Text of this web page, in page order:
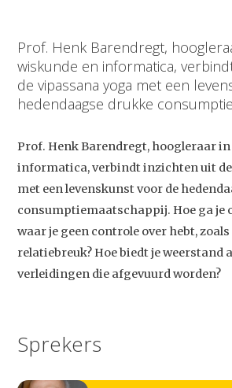
Prof. Henk Barendregt,
wiskunde en informatica,
de vipassana yoga met een
hedendaagse drukke
Prof. Henk Barendregt, hoogleraar in
informatica, verbindt inzichten uit
met een levenskunst voor de
consumptiemaatschappij. Hoe ga je
waar je geen controle over hebt,
relatiebreuk? Hoe biedt je weerstand
verleidingen die afgevuurd worden?
Sprekers